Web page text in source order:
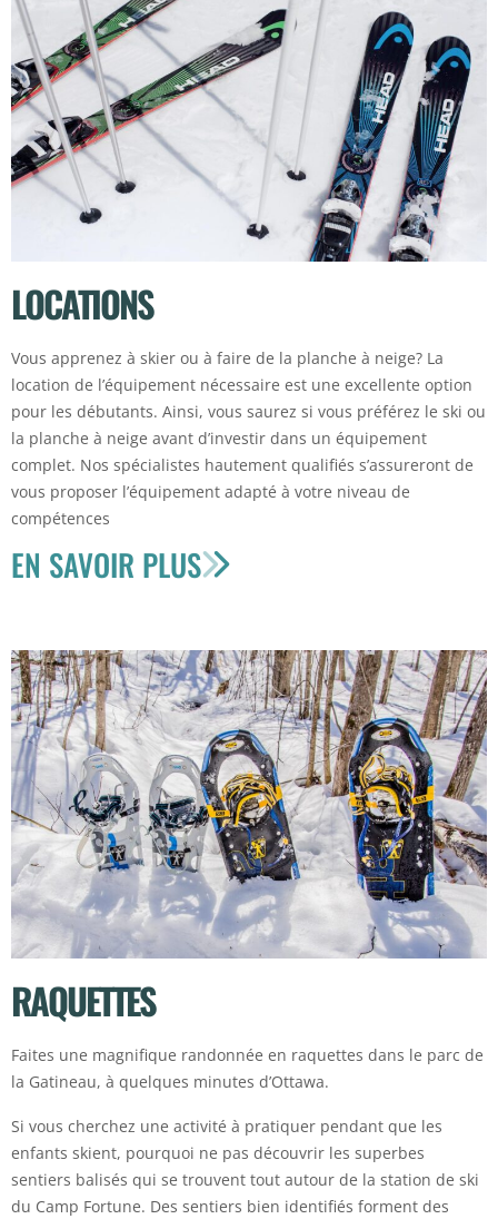
LOCATIONS
Vous apprenez à skier ou à faire de la planche à neige? La
location de l’équipement nécessaire est une excellente option
pour les débutants. Ainsi, vous saurez si vous préférez le ski ou
la planche à neige avant d’investir dans un équipement
complet. Nos spécialistes hautement qualifiés s’assureront de
vous proposer l’équipement adapté à votre niveau de
compétences
EN SAVOIR PLUS
RAQUETTES
Faites une magnifique randonnée en raquettes dans le parc de
la Gatineau, à quelques minutes d’Ottawa.
Si vous cherchez une activité à pratiquer pendant que les
enfants skient, pourquoi ne pas découvrir les superbes
sentiers balisés qui se trouvent tout autour de la station de ski
du Camp Fortune. Des sentiers bien identifiés forment des